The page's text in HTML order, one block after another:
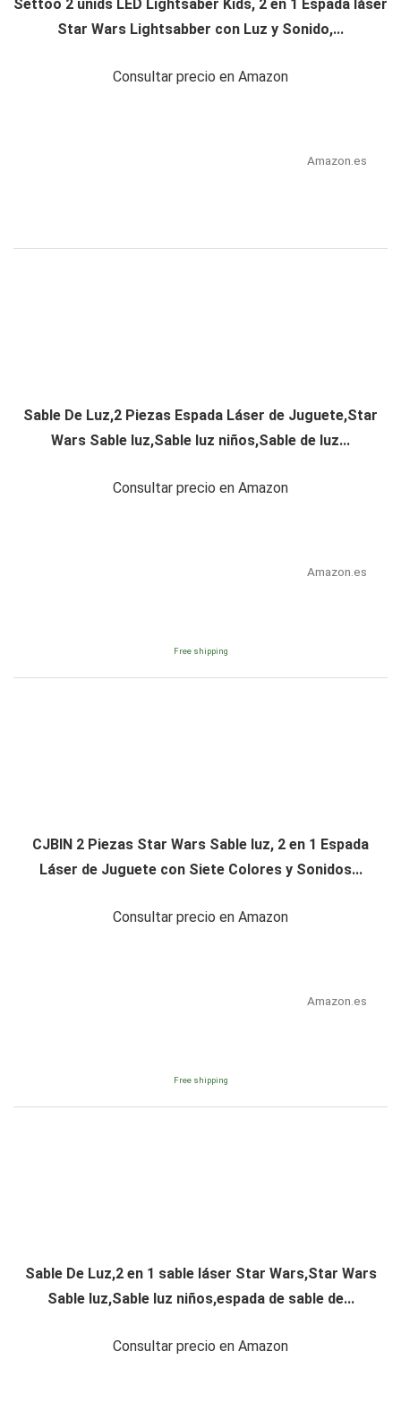
Settoo 2 unids LED Lightsaber Kids, 2 en 1 Espada láser
Star Wars Lightsabber con Luz y Sonido,...
Consultar precio en Amazon
Amazon.es
Sable De Luz,2 Piezas Espada Láser de Juguete,Star
Wars Sable luz,Sable luz niños,Sable de luz...
Consultar precio en Amazon
Amazon.es
Free shipping
CJBIN 2 Piezas Star Wars Sable luz, 2 en 1 Espada
Láser de Juguete con Siete Colores y Sonidos...
Consultar precio en Amazon
Amazon.es
Free shipping
Sable De Luz,2 en 1 sable láser Star Wars,Star Wars
Sable luz,Sable luz niños,espada de sable de...
Consultar precio en Amazon